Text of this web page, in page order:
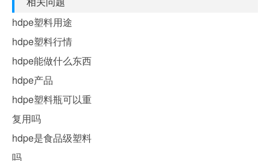
hdpe塑料用途
hdpe塑料行情
hdpe能做什么东西
hdpe产品
hdpe塑料瓶可以重
复用吗
hdpe是食品级塑料
吗